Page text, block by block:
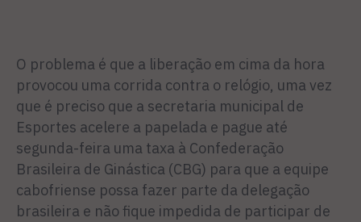
O problema é que a liberação em cima da hora
provocou uma corrida contra o relógio, uma vez
que é preciso que a secretaria municipal de
Esportes acelere a papelada e pague até
segunda-feira uma taxa à Confederação
Brasileira de Ginástica (CBG) para que a equipe
cabofriense possa fazer parte da delegação
brasileira e não fique impedida de participar de